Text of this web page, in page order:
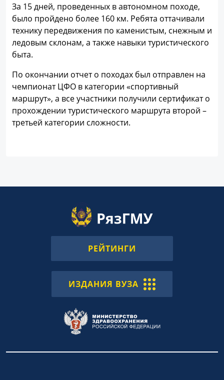
За ​15 дней, проведенных в автономном походе,
было пройдено более 160 км. Ребята оттачивали
технику передвижения по каменистым, снежным и
ледовым склонам, а также навыки туристического
быта.
По окончании отчет о походах был отправлен на
чемпионат ЦФО в категории «спортивный
маршрут», а все участники получили сертификат о
прохождении туристического маршрута второй –
третьей категории сложности.
РЕЙТИНГИ
ИЗДАНИЯ ВУЗА